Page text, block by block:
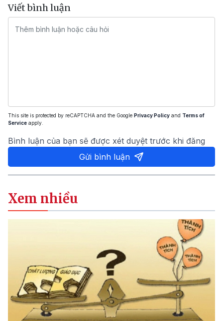
Viết bình luận
This site is protected by reCAPTCHA and the Google Privacy Policy and Terms of
Service apply.
Bình luận của bạn sẽ được xét duyệt trước khi đăng
Gửi bình luận
Xem nhiều